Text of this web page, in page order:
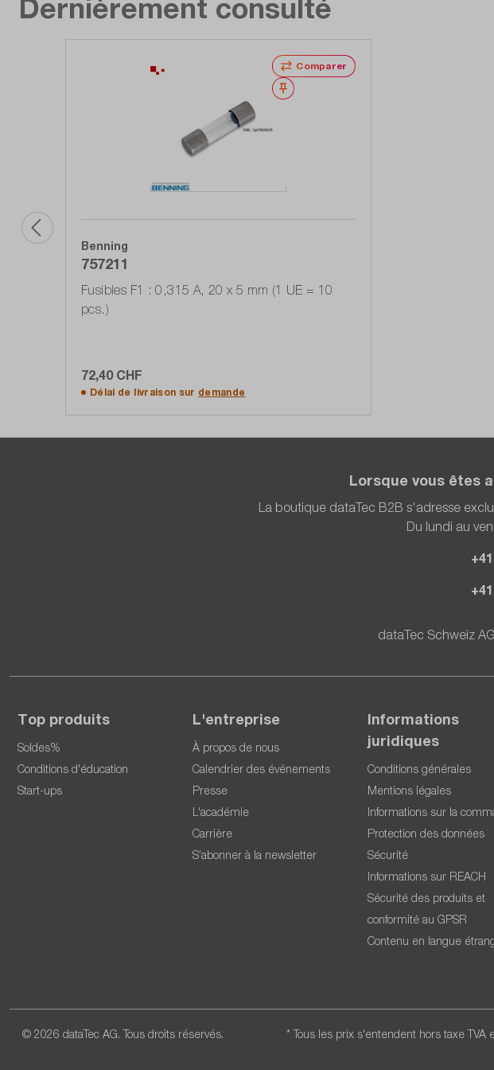
Dernièrement consulté
Comparer
Noter
Benning
757211
Fusibles F1 : 0,315 A, 20 x 5 mm (1 UE = 10
pcs.)
72,40 CHF
Délai de livraison sur demande
Lorsque vous êtes
La boutique dataTec B2B s'adresse
Du lundi au
dataTec Schweiz
Top produits
Soldes%
Conditions d'éducation
Start-ups
L'entreprise
À propos de nous
Calendrier des événements
Presse
L'académie
Carrière
S’abonner à la newsletter
Informations
juridiques
Conditions générales
Mentions légales
Informations sur la
Protection des données
Sécurité
Informations sur REACH
Sécurité des produits et
conformité au GPSR
Contenu en langue
© 2026 dataTec AG. Tous droits réservés. * Tous les prix s'entendent hors taxe TVA